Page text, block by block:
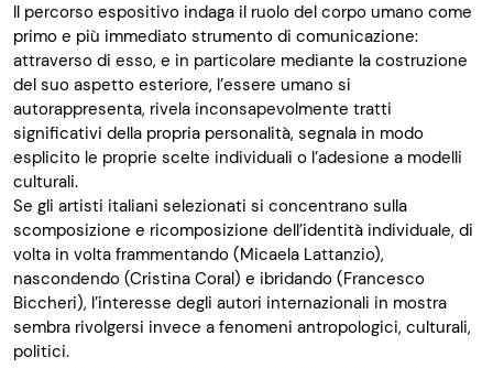
Il percorso espositivo indaga il ruolo del corpo umano come
primo e più immediato strumento di comunicazione:
attraverso di esso, e in particolare mediante la costruzione
del suo aspetto esteriore, l’essere umano si
autorappresenta, rivela inconsapevolmente tratti
significativi della propria personalità, segnala in modo
esplicito le proprie scelte individuali o l’adesione a modelli
culturali.
Se gli artisti italiani selezionati si concentrano sulla
scomposizione e ricomposizione dell’identità individuale, di
volta in volta frammentando (Micaela Lattanzio),
nascondendo (Cristina Coral) e ibridando (Francesco
Biccheri), l’interesse degli autori internazionali in mostra
sembra rivolgersi invece a fenomeni antropologici, culturali,
politici.